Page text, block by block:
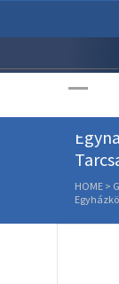
A
HOME >